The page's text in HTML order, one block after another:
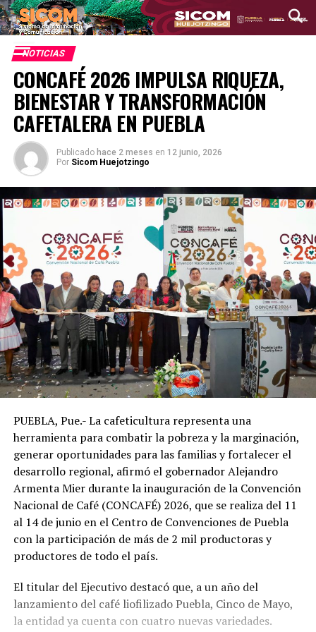
NOTICIAS
CONCAFÉ 2026 IMPULSA RIQUEZA,
BIENESTAR Y TRANSFORMACIÓN
CAFETALERA EN PUEBLA
Publicado hace 2 meses en 12 junio, 2026
Por Sicom Huejotzingo
PUEBLA, Pue.- La cafeticultura representa una
herramienta para combatir la pobreza y la marginación,
generar oportunidades para las familias y fortalecer el
desarrollo regional, afirmó el gobernador Alejandro
Armenta Mier durante la inauguración de la Convención
Nacional de Café (CONCAFÉ) 2026, que se realiza del 11
al 14 de junio en el Centro de Convenciones de Puebla
con la participación de más de 2 mil productoras y
productores de todo el país.
El titular del Ejecutivo destacó que, a un año del
lanzamiento del café liofilizado Puebla, Cinco de Mayo,
la entidad ya cuenta con cuatro nuevas variedades.